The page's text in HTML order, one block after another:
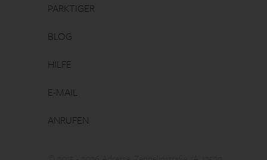
PARKTIGER
BLOG
HILFE
E-MAIL
ANRUFEN